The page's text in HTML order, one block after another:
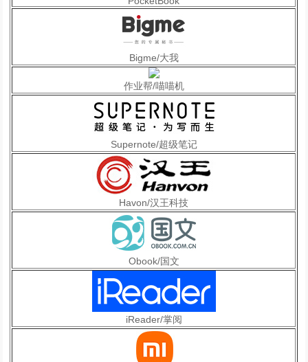
Bigme/大我
作业帮/喵喵机
Supernote/超级笔记
Havon/汉王科技
Obook/国文
iReader/掌阅